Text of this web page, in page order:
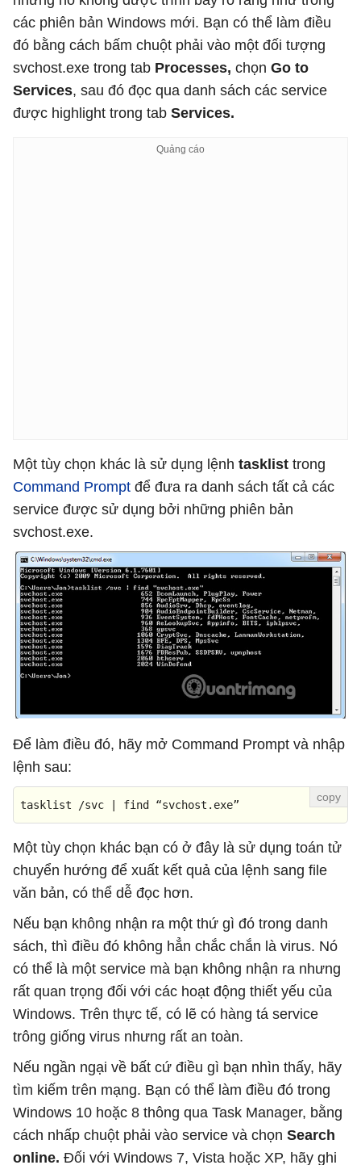
các phiên bản Windows mới. Bạn có thể làm điều
đó bằng cách bấm chuột phải vào một đối tượng
svchost.exe trong tab Processes, chọn Go to
Services, sau đó đọc qua danh sách các service
được highlight trong tab Services.
Một tùy chọn khác là sử dụng lệnh tasklist trong
Command Prompt để đưa ra danh sách tất cả các
service được sử dụng bởi những phiên bản
svchost.exe.
Để làm điều đó, hãy mở Command Prompt và nhập
lệnh sau:
tasklist /svc | find “svchost.exe”
Một tùy chọn khác bạn có ở đây là sử dụng toán tử
chuyển hướng để xuất kết quả của lệnh sang file
văn bản, có thể dễ đọc hơn.
Nếu bạn không nhận ra một thứ gì đó trong danh
sách, thì điều đó không hẳn chắc chắn là virus. Nó
có thể là một service mà bạn không nhận ra nhưng
rất quan trọng đối với các hoạt động thiết yếu của
Windows. Trên thực tế, có lẽ có hàng tá service
trông giống virus nhưng rất an toàn.
Nếu ngần ngại về bất cứ điều gì bạn nhìn thấy, hãy
tìm kiếm trên mạng. Bạn có thể làm điều đó trong
Windows 10 hoặc 8 thông qua Task Manager, bằng
cách nhấp chuột phải vào service và chọn Search
online. Đối với Windows 7, Vista hoặc XP, hãy ghi